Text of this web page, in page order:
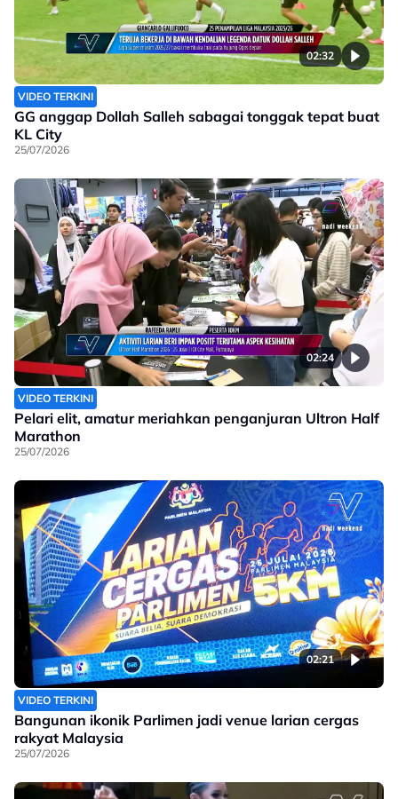
02:32
VIDEO TERKINI
GG anggap Dollah Salleh sabagai tonggak tepat buat
KL City
25/07/2026
02:24
VIDEO TERKINI
Pelari elit, amatur meriahkan penganjuran Ultron Half
Marathon
25/07/2026
02:21
VIDEO TERKINI
Bangunan ikonik Parlimen jadi venue larian cergas
rakyat Malaysia
25/07/2026